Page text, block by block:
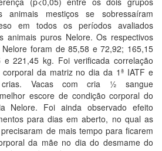
mestiços se sobressaíram
em todos os períodos avaliados
animais puros Nelore. Os respectivos
foram de 85,58 e 72,92; 165,15
221,45 kg. Foi verificada correlação
da matriz no dia da 1ª IATF e
Vacas com cria ½ sangue
escore de condição corporal do
Nelore. Foi ainda observado efeito
para dias em aberto, no qual as
de mais tempo para ficarem
da mãe no dia do desmame do